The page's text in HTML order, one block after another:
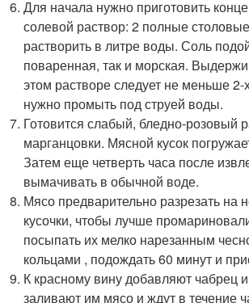
Для начала нужно приготовить
солевой раствор: 2 полные
растворить в литре воды. Соль
поваренная, так и морская.
этом растворе следует не меньше
нужно промыть под струей воды.
Готовится слабый, бледно-розовый
марганцовки. Мясной кусок
Затем еще четверть часа после
вымачивать в обычной воде.
Мясо предварительно разрезать на
кусочки, чтобы лучше
посыпать их мелко нарезанным
кольцами , подождать 60 минут и
К красному вину добавляют чабрец
заливают им мясо и ждут в течение